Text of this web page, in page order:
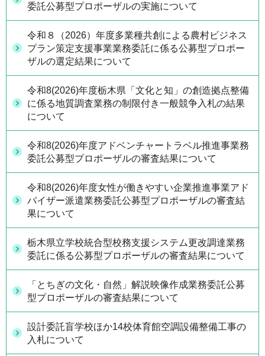
委託公募型プロポーザルの実施について
令和８（2026）年度多業種共創による農村ビジネス
プラン策定支援事業業務委託に係る公募型プロポー
ザルの選定結果について
令和8(2026)年度栃木県「文化と知」の創造拠点整備
に係る地質調査業務の制限付き一般競争入札の結果
について
令和8(2026)年度アドベンチャートラベル推進事業務
委託公募型プロポーザルの審査結果について
令和8(2026)年度女性が働きやすい企業推進事業アド
バイザー派遣業務委託公募型プロポーザルの審査結
果について
栃木県立学校統合型校務支援システム更改調達業務
委託に係る公募型プロポーザルの審査結果について
「とちぎの文化・自然」解説映像作成業務委託公募
型プロポーザルの審査結果について
設計委託盲学校ほか14校体育館空調設備整備工事の
入札について